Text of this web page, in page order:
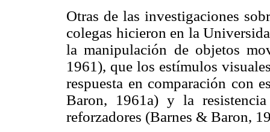
Otras de las investigaciones
colegas hicieron en la
la manipulación de objetos
1961), que los estímulos
respuesta en comparación con
Baron, 1961a) y la
reforzadores (Barnes & Baron,